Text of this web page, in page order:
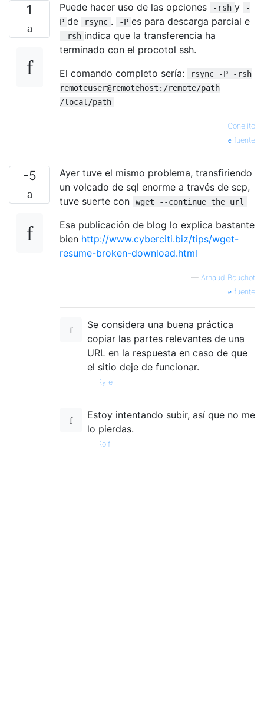
1 Puede hacer uso de las opciones -rsh y
-
P de rsync . -P es para descarga parcial e
-rsh indica que la transferencia ha
terminado con el procotol ssh.
El comando completo sería:
rsync -P -rsh
remoteuser@remotehost:/remote/path
/local/path
— Conejito
fuente
-5
Ayer tuve el mismo problema, transfiriendo
un volcado de sql enorme a través de scp,
tuve suerte con
wget --continue the_url
Esa publicación de blog lo explica bastante
bien http://www.cyberciti.biz/tips/wget-
resume-broken-download.html
— Arnaud Bouchot
fuente
Se considera una buena práctica
copiar las partes relevantes de una
URL en la respuesta en caso de que
el sitio deje de funcionar.
— Ryre
Estoy intentando subir, así que no me
lo pierdas.
— Rolf